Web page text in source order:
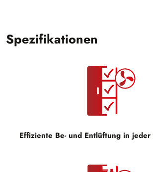
Spezifikationen
Effiziente Be- und Entlüftung in jeder